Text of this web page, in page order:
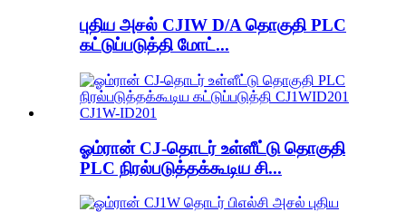
புதிய அசல் CJIW D/A தொகுதி PLC
கட்டுப்படுத்தி மோட்...
ஓம்ரான் CJ-தொடர் உள்ளீட்டு தொகுதி
PLC நிரல்படுத்தக்கூடிய சி...